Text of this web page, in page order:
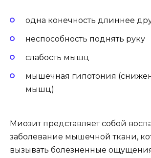
одна конечность длиннее
неспособность поднять руку
слабость мышц
мышечная гипотония
мышц)
Миозит представляет собой
заболевание мышечной ткани,
вызывать болезненные